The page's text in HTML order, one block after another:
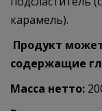
карамель).
Продукт
содержащие
Масса нетто: